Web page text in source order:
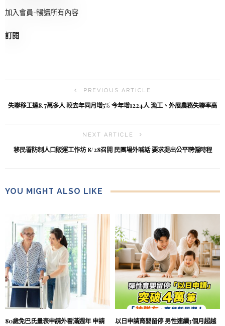
加入會員-暢讀所有內容
訂閱
PREVIOUS ARTICLE
失聯移工達8.7萬多人 較去年同月增5% 今年增1224人 漁工、外展農務失聯率高
NEXT ARTICLE
移民署防制人口販運工作坊 8/28召開 民團場外喊話 要求提出公平聘僱時程
YOU MIGHT ALSO LIKE
80歲免巴氏量表申請外看滿週年 申請
以日申請育嬰留停 男性連續3個月超越